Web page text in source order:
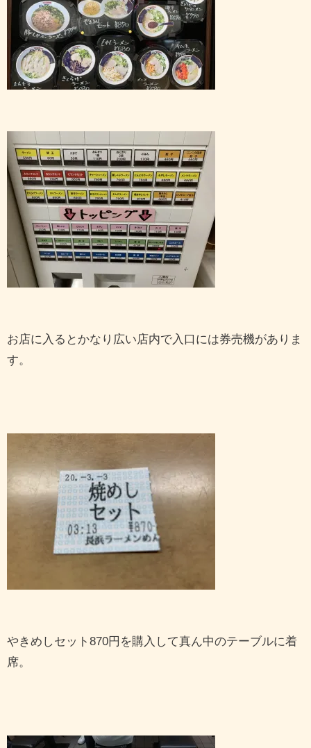
お店に入るとかなり広い店内で入口には券売機がありま
す。
やきめしセット870円を購入して真ん中のテーブルに着
席。